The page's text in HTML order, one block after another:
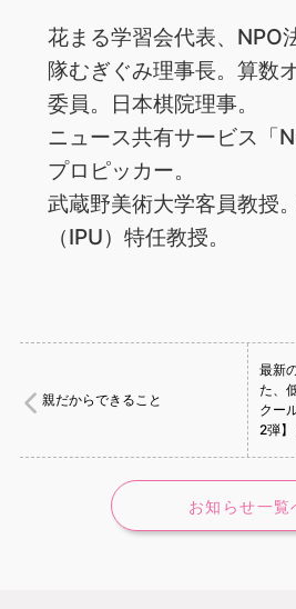
花まる学習会代表、NPO
隊むぎぐみ理事長。算数
委員。日本棋院理事。
ニュース共有サービス「
プロピッカー。
武蔵野美術大学客員教授
（IPU）特任教授。
親だからできること
最新
た、
クー
2弾】
お知らせ一覧